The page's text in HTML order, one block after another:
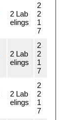
2 Lab
elings
2
2
1
7
2 Lab
elings
2
2
1
7
2 Lab
elings
2
2
1
7